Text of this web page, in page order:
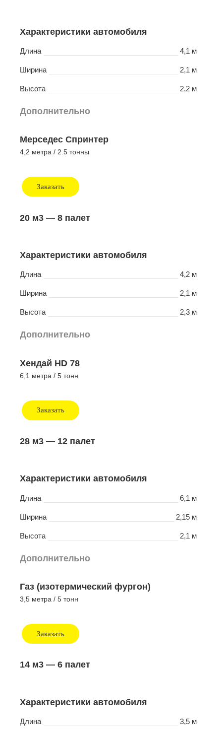
Характеристики автомобиля
Длина 4,1 м
Ширина 2,1 м
Высота 2,2 м
Дополнительно
Мерседес Спринтер
4,2 метра / 2.5 тонны
Заказать
20 м3 — 8 палет
Характеристики автомобиля
Длина 4,2 м
Ширина 2,1 м
Высота 2,3 м
Дополнительно
Хендай HD 78
6,1 метра / 5 тонн
Заказать
28 м3 — 12 палет
Характеристики автомобиля
Длина 6,1 м
Ширина 2,15 м
Высота 2,1 м
Дополнительно
Газ (изотермический фургон)
3,5 метра / 5 тонн
Заказать
14 м3 — 6 палет
Характеристики автомобиля
Длина 3,5 м